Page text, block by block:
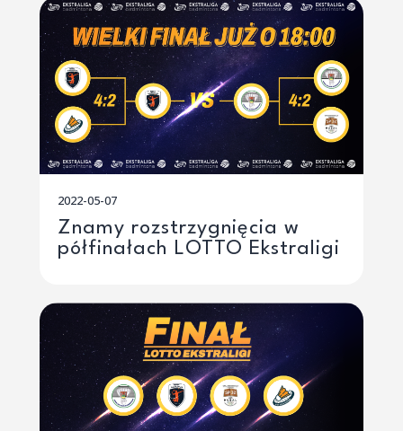
2022-05-07
Znamy rozstrzygnięcia w
półfinałach LOTTO Ekstraligi